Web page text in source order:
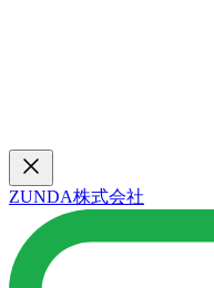
ZUNDA株式会社